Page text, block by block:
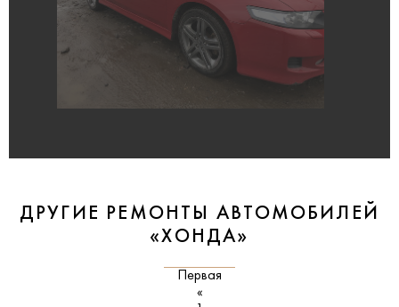
ДРУГИЕ РЕМОНТЫ АВТОМОБИЛЕЙ
«ХОНДА»
Первая
«